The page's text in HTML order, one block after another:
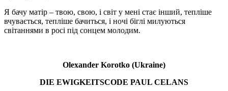
Я бачу матір – твою, свою, і світ у мені стає інший, тепліше
вчувається, тепліше бачиться, і ночі біглі милуються
світаннями в росі під сонцем молодим.
Olexander Korotko (Ukraine)
DIE EWIGKEITSCODE PAUL CELANS